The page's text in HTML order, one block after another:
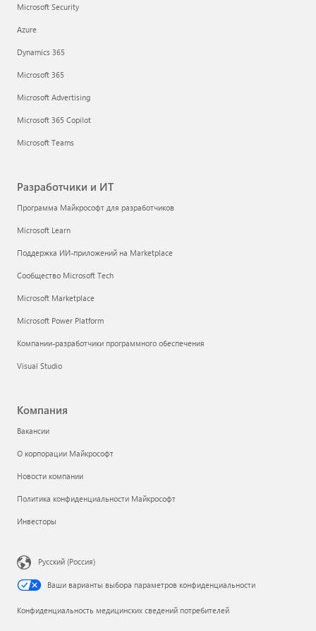
Microsoft Security
Azure
Dynamics 365
Microsoft 365
Microsoft Advertising
Microsoft 365 Copilot
Microsoft Teams
Разработчики и ИТ
Программа Майкрософт для разработчиков
Microsoft Learn
Поддержка ИИ-приложений на Marketplace
Сообщество Microsoft Tech
Microsoft Marketplace
Microsoft Power Platform
Компании-разработчики программного обеспечения
Visual Studio
Компания
Вакансии
О корпорации Майкрософт
Новости компании
Политика конфиденциальности Майкрософт
Инвесторы
Русский (Россия)
Ваши варианты выбора параметров конфиденциальности
Конфиденциальность медицинских сведений потребителей